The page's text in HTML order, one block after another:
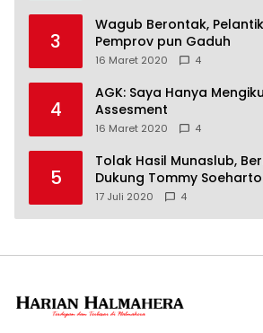
3
Wagub Berontak,
Pemprov pun Gaduh
16 Maret 2020 4
4
AGK: Saya Hanya
Assesment
16 Maret 2020 4
5
Tolak Hasil Munaslub,
Dukung Tommy Soeharto
17 Juli 2020 4